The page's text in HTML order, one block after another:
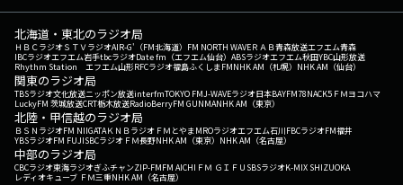
北海道・東北のラジオ局
ＨＢＣラジオＳＴＶラジオAIR-G'（FM北海道） FM NORTH WAVEＲＡＢ青森放送エフエム青森
IBCラジオエフエム岩手tbcラジオDate fm（エフエム仙台） ABSラジオエフエム秋田YBC山形放送
Rhythm Station エフエム山形RFCラジオ福島ふくしまFMNHK AM（札幌） NHK AM（仙台）
関東のラジオ局
TBSラジオ文化放送ニッポン放送interfmTOKYO FMJ-WAVEラジオ日本BAYFM78NACK5 ＦＭヨコハマ
LuckyFM 茨城放送CRT栃木放送RadioBerryFM GUNMANHK AM（東京）
北陸・甲信越のラジオ局
ＢＳＮラジオFM NIIGATAＫＮＢラジオ ＦＭとやまMROラジオエフエム石川FBCラジオFM福井
YBSラジオFM FUJISBCラジオ ＦＭ長野NHK AM（東京） NHK AM（名古屋）
中部のラジオ局
CBCラジオ東海ラジオぎふチャンZIP-FMFM AICHI ＦＭ ＧＩＦＵ SBSラジオK-MIX SHIZUOKA
レディオキューブ ＦＭ三重NHK AM（名古屋）